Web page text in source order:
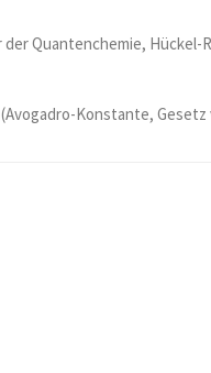
Quantenchemie,
Konstante, Gesetz